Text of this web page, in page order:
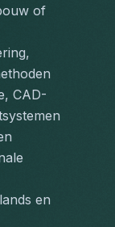
of
CAD-
en